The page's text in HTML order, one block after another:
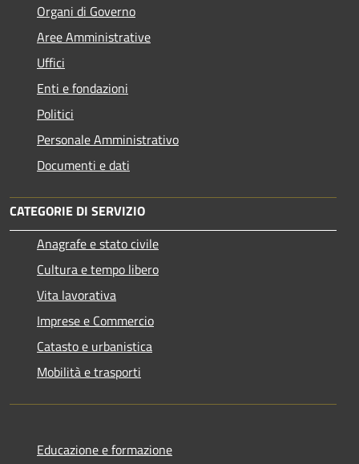
Organi di Governo
Aree Amministrative
Uffici
Enti e fondazioni
Politici
Personale Amministrativo
Documenti e dati
CATEGORIE DI SERVIZIO
Anagrafe e stato civile
Cultura e tempo libero
Vita lavorativa
Imprese e Commercio
Catasto e urbanistica
Mobilità e trasporti
Educazione e formazione